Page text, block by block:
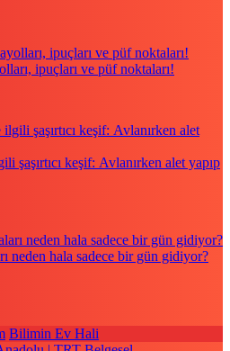
ipuçları ve püf noktaları!
şaşırtıcı keşif: Avlanırken alet yapıp
neden hala sadece bir gün gidiyor?
Bilimin Ev Hali